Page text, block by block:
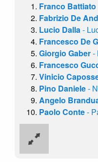
Franco Battiato
Fabrizio De
Lucio Dalla-
Francesco De
Giorgio Gaber-
Francesco
Vinicio
Pino Daniele-
Angelo
Paolo Conte-